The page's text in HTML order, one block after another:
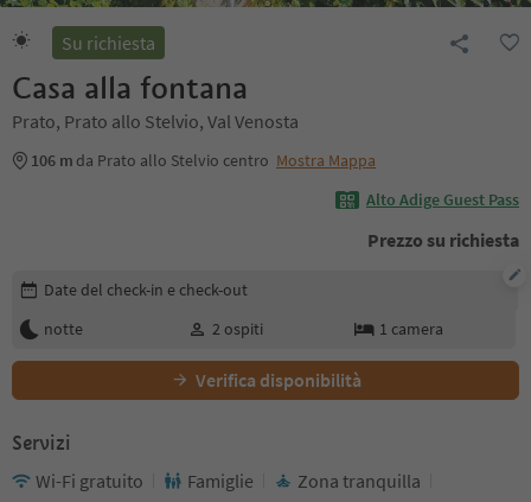
Su richiesta
Casa alla fontana
Prato, Prato allo Stelvio, Val Venosta
106 m da Prato allo Stelvio centro Mostra Mappa
Alto Adige Guest Pass
Prezzo su richiesta
Modifica i dettagli della prenotazione
Date del check-in e check-out
notte
2 ospiti 1 camera
Verifica disponibilità
Servizi
Wi-Fi gratuito Famiglie
Zona tranquilla